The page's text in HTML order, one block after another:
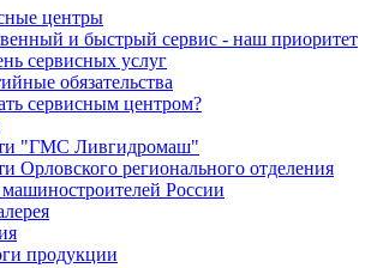
центры
и быстрый сервис - наш приоритет
сервисных услуг
обязательства
сервисным центром?
"ГМС Ливгидромаш"
Орловского регионального отделения
России
продукции